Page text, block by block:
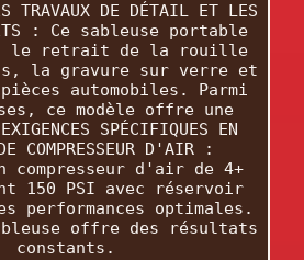
TRAVAUX DE DÉTAIL ET LES
: Ce sableuse portable
le retrait de la rouille
la gravure sur verre et
automobiles. Parmi
ce modèle offre une
SPÉCIFIQUES EN
COMPRESSEUR D'AIR :
compresseur d'air de 4+
150 PSI avec réservoir
performances optimales.
offre des résultats
constants.